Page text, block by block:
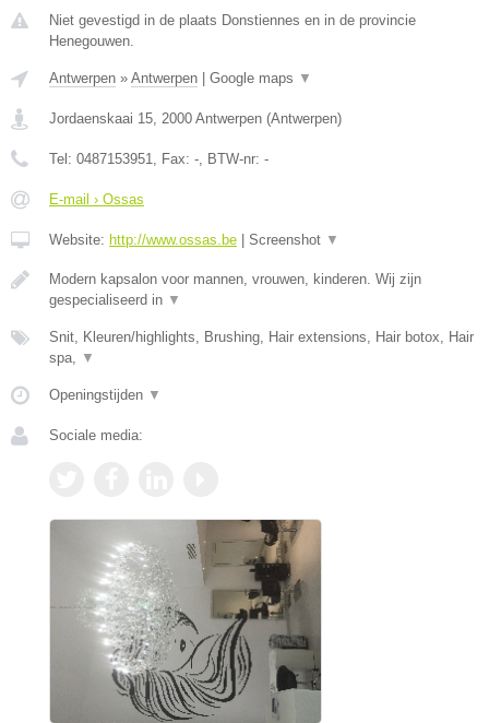
Niet gevestigd in de plaats Donstiennes en in de provincie
Henegouwen.
Antwerpen » Antwerpen Google maps ▼
Jordaenskaai 15, 2000 Antwerpen (Antwerpen)
Tel: 0487153951, Fax: -, BTW-nr: -
E-mail › Ossas
Website: http://www.ossas.be Screenshot ▼
Modern kapsalon voor mannen, vrouwen, kinderen. Wij zijn
gespecialiseerd in ▼
Snit, Kleuren/highlights, Brushing, Hair extensions, Hair botox, Hair
spa, ▼
Openingstijden ▼
Sociale media: